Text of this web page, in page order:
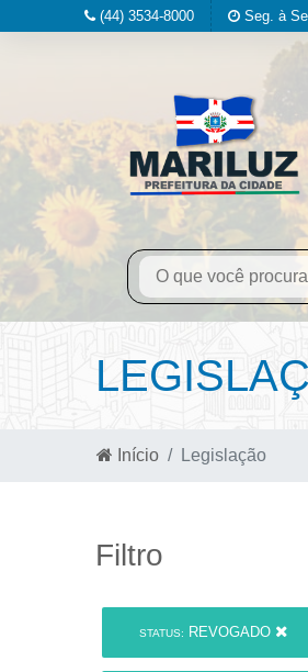
(44) 3534-8000 Seg. à
Início Legislação
Filtro
STATUS: REVOGADO